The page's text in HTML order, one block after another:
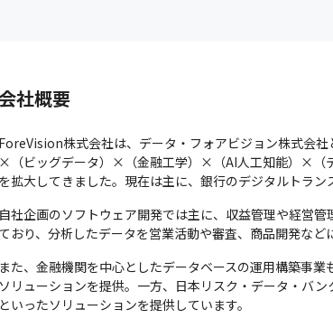
会社概要
ForeVision株式会社は、データ・フォアビジョン株式会
×（ビッグデータ）×（金融工学）×（AI人工知能）×（
を拡大してきました。現在は主に、銀行のデジタルトラン
自社企画のソフトウェア開発では主に、収益管理や経営
ており、分析したデータを営業活動や審査、商品開発など
また、金融機関を中心としたデータベースの運用構築事
ソリューションを提供。一方、日本リスク・データ・バ
といったソリューションを提供しています。